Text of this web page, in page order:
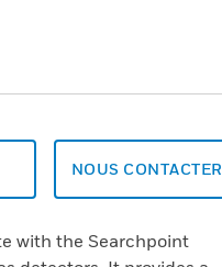
NOUS CONTACTER
with the Searchpoint